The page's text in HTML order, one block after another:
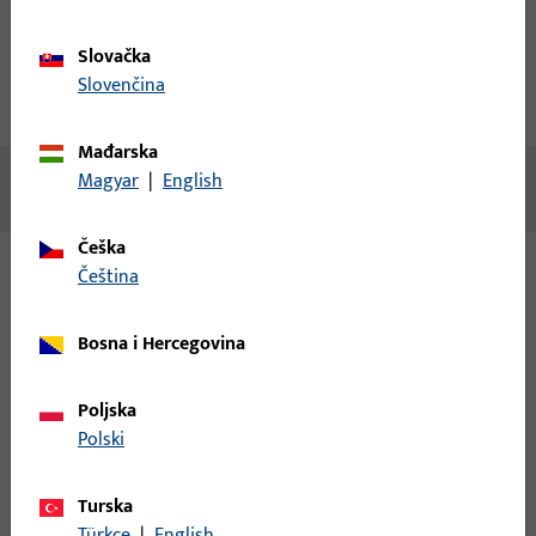
Nema dostupnog sadržaja
Za ovaj proizvod dostupne su sljedeće varijante:
Slovačka
Slovenčina
Mađarska
Magyar | English
Češka
čeština
Bosna i Hercegovina
Poljska
Polski
Turska